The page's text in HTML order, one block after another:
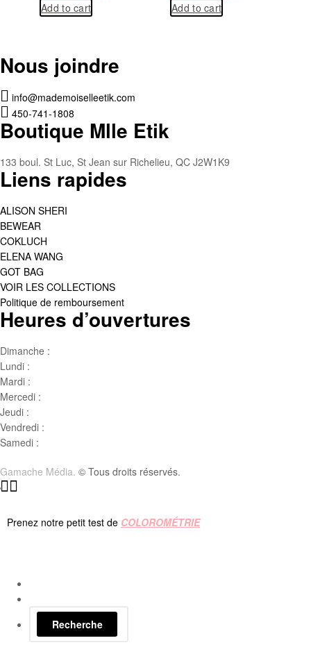
Add to cart
Add to cart
Nous joindre
info@mademoiselleetik.com
450-741-1808
Boutique Mlle Etik
133 boul. St Luc, St Jean sur Richelieu, QC J2W1K9
Liens rapides
ALISON SHERI
BEWEAR
COKLUCH
ELENA WANG
GOT BAG
VOIR LES COLLECTIONS
Politique de remboursement
Heures d’ouvertures
Dimanche :
Lundi :
Mardi :
Mercedi :
Jeudi :
Vendredi :
Samedi :
Gamache Média. © Tous droits réservés.
Prenez notre petit test de COLOROMÉTRIE
Recherche